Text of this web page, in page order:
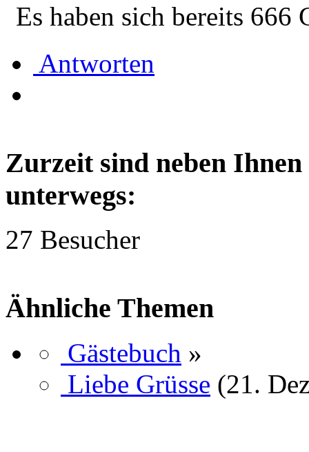
Es haben sich bereits 666
Antworten
Zurzeit sind neben
unterwegs:
27 Besucher
Ähnliche Themen
Gästebuch »
Liebe Grüsse (21.